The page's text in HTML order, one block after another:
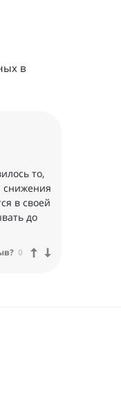
в
то,
снижения
в своей
до
0